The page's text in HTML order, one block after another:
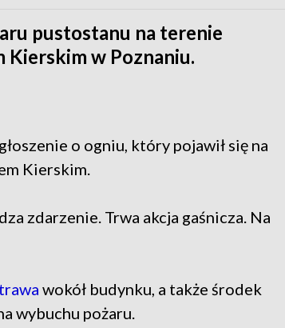
pustostanu na terenie
Kierskim w Poznaniu.
o ogniu, który pojawił się na
Kierskim.
zdarzenie. Trwa akcja gaśnicza. Na
trawa wokół budynku, a także środek
wybuchu pożaru.